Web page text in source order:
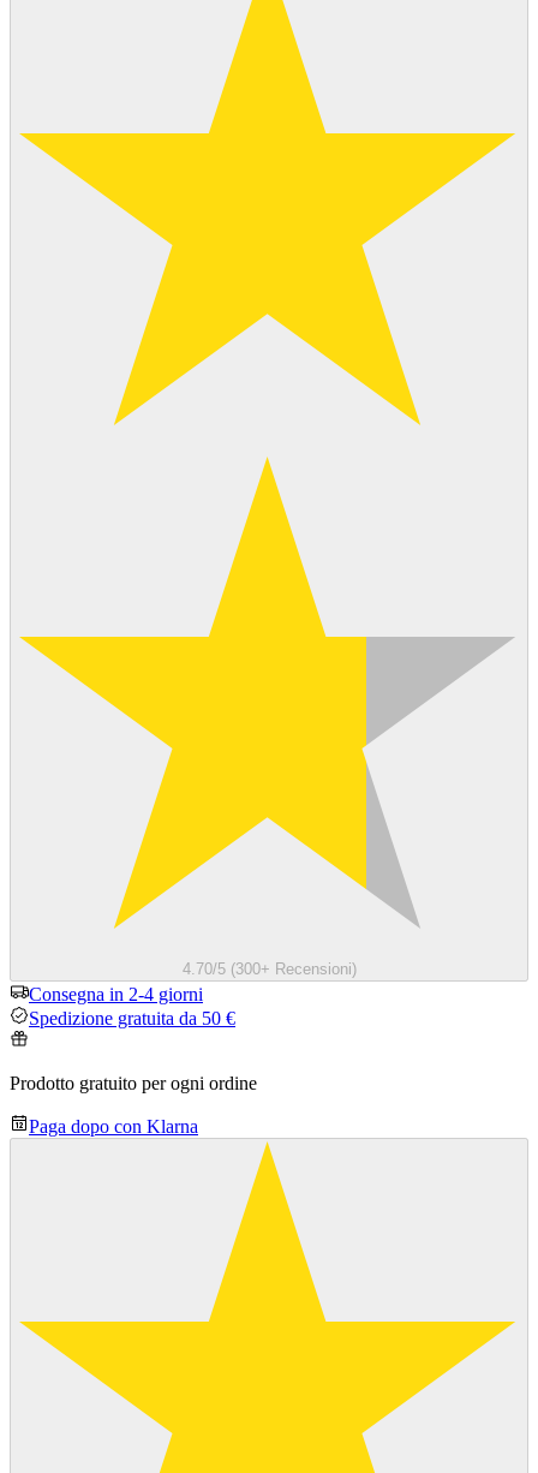
4.70/5 (300+ Recensioni)
Consegna in 2-4 giorni
Spedizione gratuita da 50 €
Prodotto gratuito per ogni ordine
Paga dopo con Klarna